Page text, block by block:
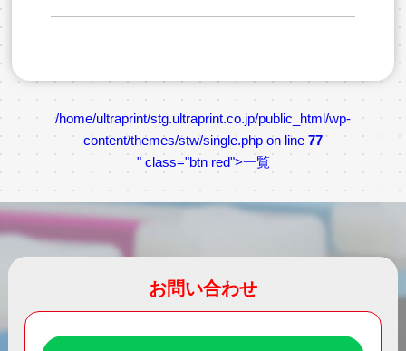
/home/ultraprint/stg.ultraprint.co.jp/public_html/wp-
content/themes/stw/single.php on line 77
" class="btn red">一覧
お問い合わせ